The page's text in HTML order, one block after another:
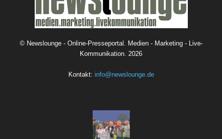
© Newslounge - Online-Presseportal. Medien - Marketing - Live-
Kommunikation. 2026
Kontakt: info@newslounge.de